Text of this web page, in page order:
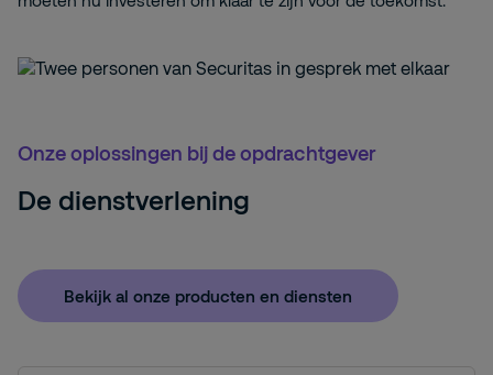
Onze oplossingen bij de opdrachtgever
De dienstverlening
Bekijk al onze producten en diensten